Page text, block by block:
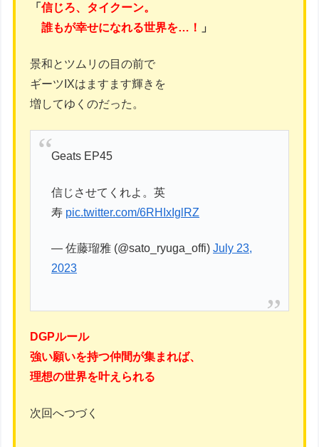
「信じろ、タイクーン。
誰もが幸せになれる世界を…！
」
景和とツムリの目の前で
ギーツIXはますます輝きを
増してゆくのだった。
Geats EP45
信じさせてくれよ。英
寿 pic.twitter.com/6RHIxIglRZ
— 佐藤瑠雅 (@sato_ryuga_offi)July 23,
2023
DGPルール
強い願いを持つ仲間が集まれば、
理想の世界を叶えられる
次回へつづく